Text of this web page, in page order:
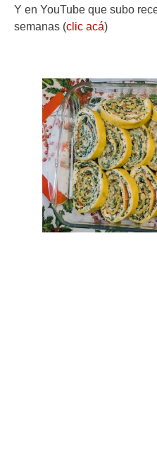
Y en YouTube que subo
semanas (clic acá)